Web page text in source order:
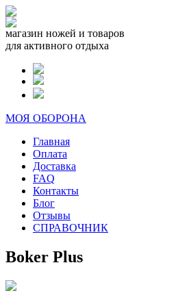
магазин ножей и товаров
для активного отдыха
МОЯ ОБОРОНА
Главная
Оплата
Доставка
FAQ
Контакты
Блог
Отзывы
СПРАВОЧНИК
Boker Plus